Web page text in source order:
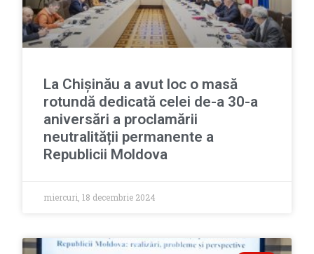
La Chișinău a avut loc o masă
rotundă dedicată celei de-a 30-a
aniversări a proclamării
neutralității permanente a
Republicii Moldova
miercuri, 18 decembrie 2024